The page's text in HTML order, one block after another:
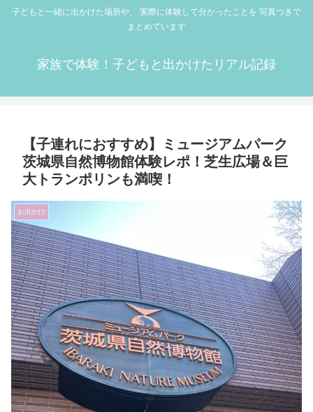
子どもと一緒に出かけた場所や、 実際に体験して分かったことを 写真つきで
まとめています
家族で体験！子どもと出かけたリアル記録
【子連れにおすすめ】ミュージアムパーク
茨城県自然博物館体験レポ！芝生広場＆巨
大トランポリンも満喫！
お出かけ